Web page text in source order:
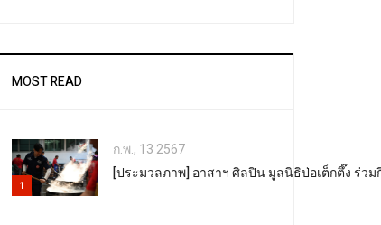
MOST READ
1
ก.พ., 13 2567
[ประมวลภาพ] อาสาฯ ศิลปิน มูลนิธิป่อเต็กตึ๊ง ร่ว